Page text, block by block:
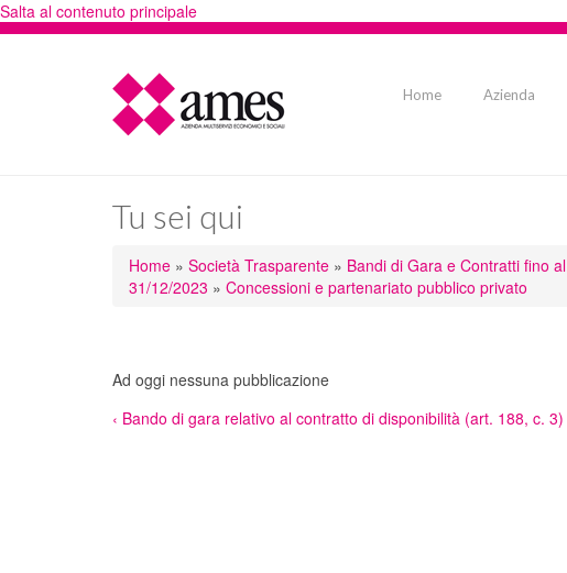
Salta al contenuto principale
Home Azienda
Tu sei qui
Home » Società Trasparente » Bandi di Gara e Contratti fino al
31/12/2023 » Concessioni e partenariato pubblico privato
Ad oggi nessuna pubblicazione
‹ Bando di gara relativo al contratto di disponibilità (art. 188, c. 3)